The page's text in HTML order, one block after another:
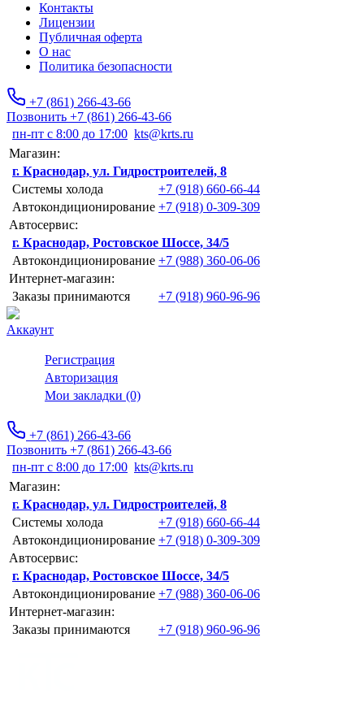
Контакты
Лицензии
Публичная оферта
О нас
Политика безопасности
+7 (861) 266-43-66
Позвонить +7 (861) 266-43-66
пн-пт с 8:00 до 17:00 kts@krts.ru
Магазин:
г. Краснодар, ул. Гидростроителей, 8
Системы холода
+7 (918) 660-66-44
Автокондиционирование +7 (918) 0-309-309
Автосервис:
г. Краснодар, Ростовское Шоссе, 34/5
Автокондиционирование +7 (988) 360-06-06
Интернет-магазин:
Заказы принимаются
+7 (918) 960-96-96
Аккаунт
Регистрация
Авторизация
Мои закладки (0)
+7 (861) 266-43-66
Позвонить +7 (861) 266-43-66
пн-пт с 8:00 до 17:00 kts@krts.ru
Магазин:
г. Краснодар, ул. Гидростроителей, 8
Системы холода
+7 (918) 660-66-44
Автокондиционирование +7 (918) 0-309-309
Автосервис:
г. Краснодар, Ростовское Шоссе, 34/5
Автокондиционирование +7 (988) 360-06-06
Интернет-магазин:
Заказы принимаются
+7 (918) 960-96-96